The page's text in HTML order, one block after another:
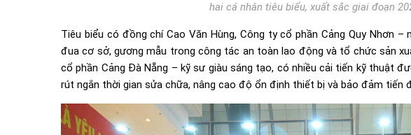
hai cá nhân tiêu biểu, xuất sắc giai đoạn
Tiêu biểu có đồng chí Cao Văn Hùng, Công ty cổ phần Cảng Quy Nhơn
đua cơ sở, gương mẫu trong công tác an toàn lao động và tổ chức sản
cổ phần Cảng Đà Nẵng – kỹ sư giàu sáng tạo, có nhiều cải tiến kỹ thuật
rút ngắn thời gian sửa chữa, nâng cao độ ổn định thiết bị và bảo đảm tiến